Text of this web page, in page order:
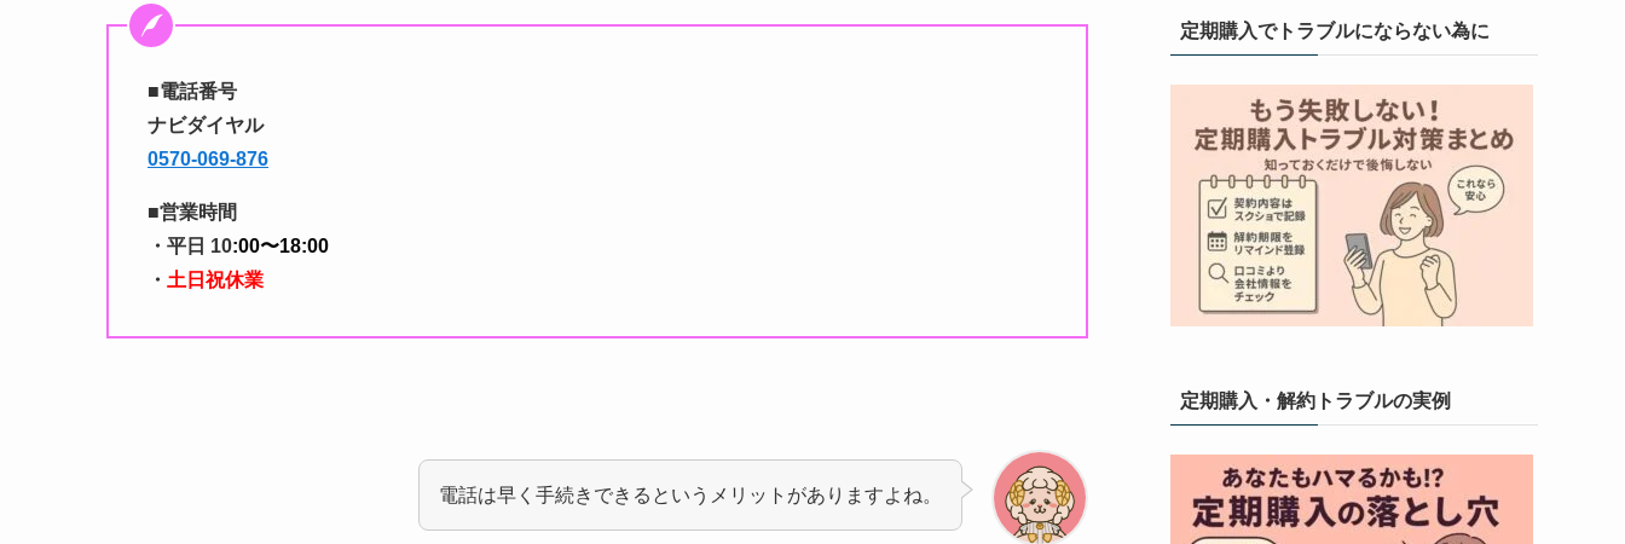
■電話番号
ナビダイヤル
0570-069-876
■営業時間
・平日 10:00〜18:00
・ 土日祝休業
電話は早く手続きできるというメリットがありますよね。
定期購入でトラブルにならない為に
定期購入・解約トラブルの実例